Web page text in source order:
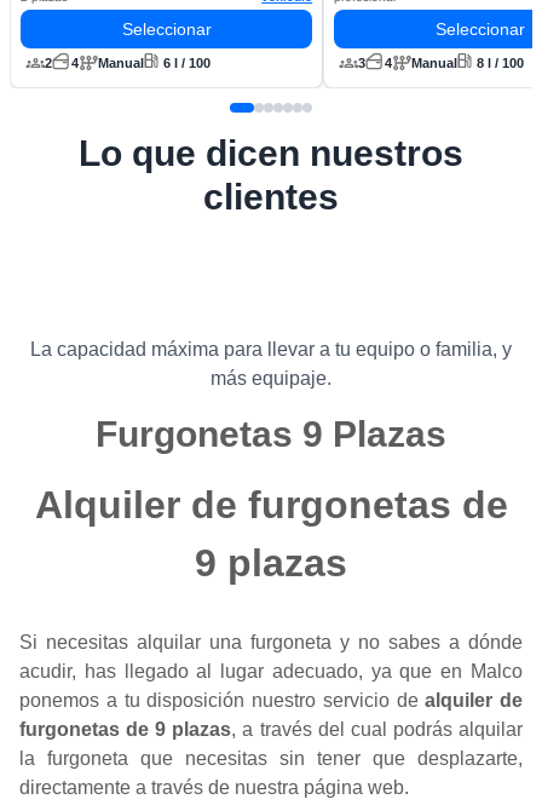
Seleccionar
2 4 Manual 6 l / 100
Seleccionar
3 4 Manual 8 l / 100
Lo que dicen nuestros
clientes
La capacidad máxima para llevar a tu equipo o familia, y
más equipaje.
Furgonetas 9 Plazas
Alquiler de furgonetas de
9 plazas
Si necesitas alquilar una furgoneta y no sabes a dónde
acudir, has llegado al lugar adecuado, ya que en Malco
ponemos a tu disposición nuestro servicio dealquiler de
furgonetas de 9 plazas, a través del cual podrás alquilar
la furgoneta que necesitas sin tener que desplazarte,
directamente a través de nuestra página web.